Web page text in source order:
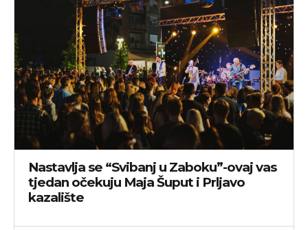
Nastavlja se “Svibanj u Zaboku”-ovaj vas
tjedan očekuju Maja Šuput i Prljavo
kazalište